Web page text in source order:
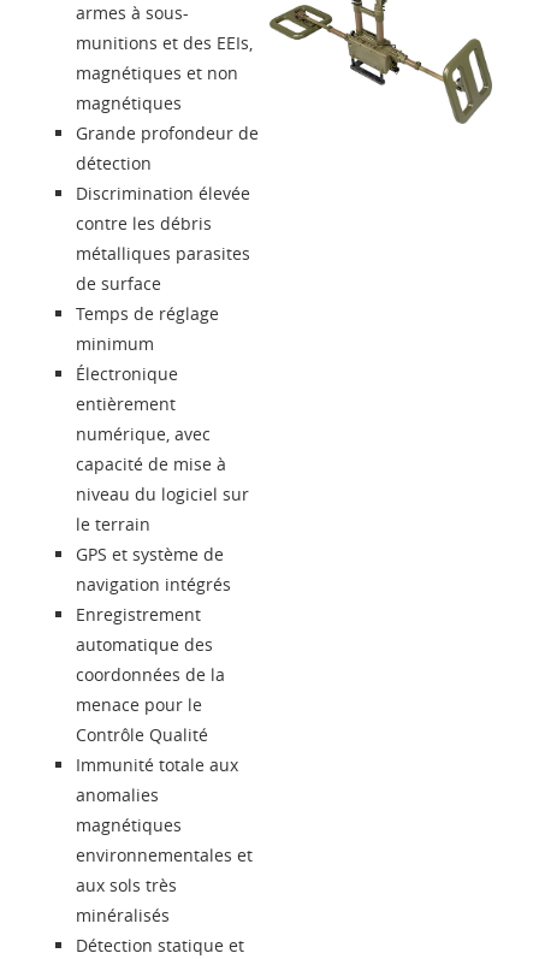
Contacts
Login
Langue
armes à sous-
munitions et des EEIs,
magnétiques et non
magnétiques
Grande profondeur de
détection
Discrimination élevée
contre les débris
métalliques parasites
de surface
Temps de réglage
minimum
Électronique
entièrement
numérique, avec
capacité de mise à
niveau du logiciel sur
le terrain
GPS et système de
navigation intégrés
Enregistrement
automatique des
coordonnées de la
menace pour le
Contrôle Qualité
Immunité totale aux
anomalies
magnétiques
environnementales et
aux sols très
minéralisés
Détection statique et